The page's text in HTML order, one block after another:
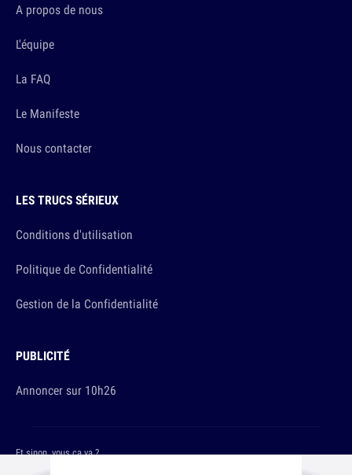
A propos de nous
L'équipe
La FAQ
Le Manifeste
Nous contacter
LES TRUCS SÉRIEUX
Conditions d'utilisation
Politique de Confidentialité
Gestion de la Confidentialité
PUBLICITÉ
Annoncer sur 10h26
Et sinon, vous ça va ?